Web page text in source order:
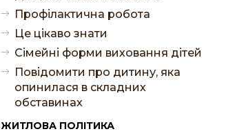
Профілактична робота
Це цікаво знати
Сімейні форми виховання дітей
Повідомити про дитину, яка
опинилася в складних
обставинах
ЖИТЛОВА ПОЛІТИКА